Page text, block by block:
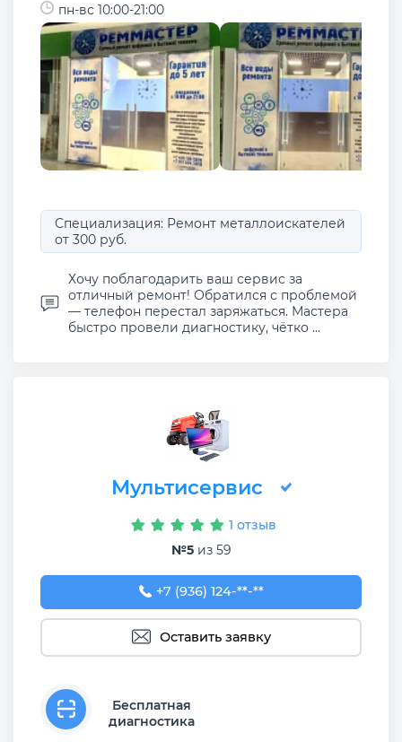
пн-вс 10:00-21:00
Специализация: Ремонт металлоискателей
от 300 руб.
Хочу поблагодарить ваш сервис за
отличный ремонт! Обратился с проблемой
— телефон перестал заряжаться. Мастера
быстро провели диагностику, чётко ...
Мультисервис
1 отзыв
№5из 59
+7 (936) 124-37-22
+7 (936) 124-**-**
Оставить заявку
Бесплатная
диагностика